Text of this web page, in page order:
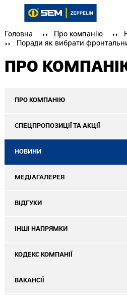
Головна Про компанію
Поради як вибрати
ПРО
ПРО КОМПАНІЮ
СПЕЦПРОПОЗИЦІЇ ТА АКЦІЇ
НОВИНИ
МЕДІАГАЛЕРЕЯ
ВІДГУКИ
ІНШІ НАПРЯМКИ
КОДЕКС КОМПАНІЇ
ВАКАНСІЇ